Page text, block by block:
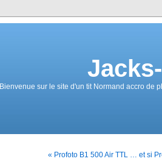
Bienvenue sur le site d'un tit Normand accro de
« Profoto B1 500 Air TTL … et si